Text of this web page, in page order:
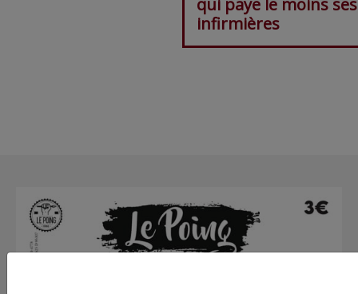
qui paye le moins ses
infirmières